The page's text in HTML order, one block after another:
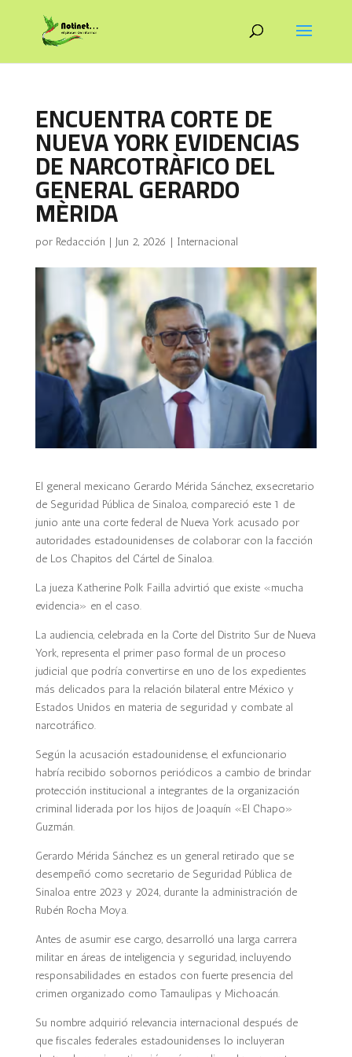
ENCUENTRA CORTE DE
NUEVA YORK EVIDENCIAS
DE NARCOTRÀFICO DEL
GENERAL GERARDO
MÈRIDA
por Redacción | Jun 2, 2026 | Internacional
El general mexicano Gerardo Mérida Sánchez, exsecretario
de Seguridad Pública de Sinaloa, compareció este 1 de
junio ante una corte federal de Nueva York acusado por
autoridades estadounidenses de colaborar con la facción
de Los Chapitos del Cártel de Sinaloa.
La jueza Katherine Polk Failla advirtió que existe «mucha
evidencia» en el caso.
La audiencia, celebrada en la Corte del Distrito Sur de Nueva
York, representa el primer paso formal de un proceso
judicial que podría convertirse en uno de los expedientes
más delicados para la relación bilateral entre México y
Estados Unidos en materia de seguridad y combate al
narcotráfico.
Según la acusación estadounidense, el exfuncionario
habría recibido sobornos periódicos a cambio de brindar
protección institucional a integrantes de la organización
criminal liderada por los hijos de Joaquín «El Chapo»
Guzmán.
Gerardo Mérida Sánchez es un general retirado que se
desempeñó como secretario de Seguridad Pública de
Sinaloa entre 2023 y 2024, durante la administración de
Rubén Rocha Moya.
Antes de asumir ese cargo, desarrolló una larga carrera
militar en áreas de inteligencia y seguridad, incluyendo
responsabilidades en estados con fuerte presencia del
crimen organizado como Tamaulipas y Michoacán.
Su nombre adquirió relevancia internacional después de
que fiscales federales estadounidenses lo incluyeran